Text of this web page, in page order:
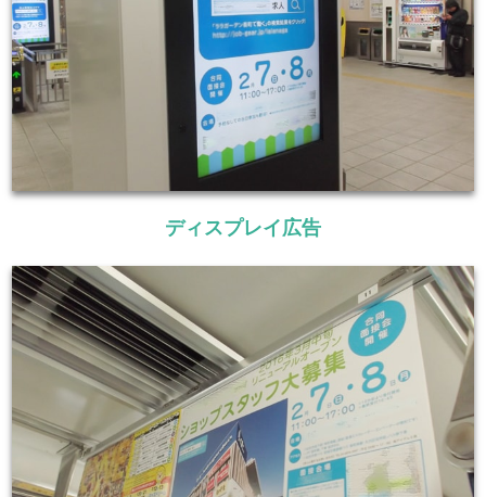
ディスプレイ広告